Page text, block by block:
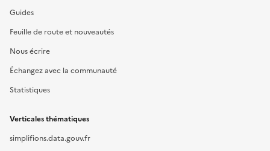
Guides
Feuille de route et nouveautés
Nous écrire
Échangez avec la communauté
Statistiques
Verticales thématiques
simplifions.data.gouv.fr